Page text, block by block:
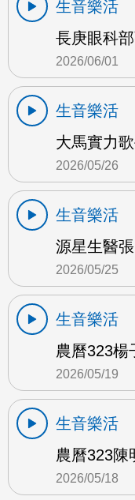
生音樂活
長庚眼科
2026/06/01
生音樂活
大馬實力
2026/05/26
生音樂活
源星生醫
2026/05/25
生音樂活
農曆323楊
2026/05/19
生音樂活
農曆323陳
2026/05/18